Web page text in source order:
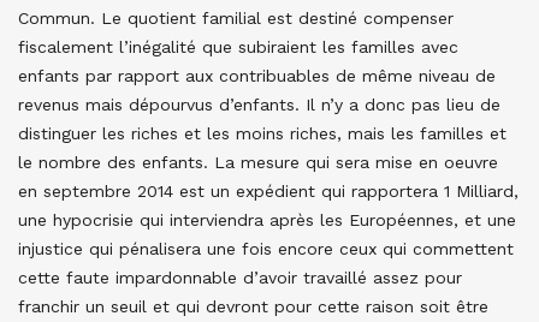
Commun. Le quotient familial est destiné compenser
fiscalement l’inégalité que subiraient les familles avec
enfants par rapport aux contribuables de même niveau de
revenus mais dépourvus d’enfants. Il n’y a donc pas lieu de
distinguer les riches et les moins riches, mais les familles et
le nombre des enfants. La mesure qui sera mise en oeuvre
en septembre 2014 est un expédient qui rapportera 1 Milliard,
une hypocrisie qui interviendra après les Européennes, et une
injustice qui pénalisera une fois encore ceux qui commettent
cette faute impardonnable d’avoir travaillé assez pour
franchir un seuil et qui devront pour cette raison soit être